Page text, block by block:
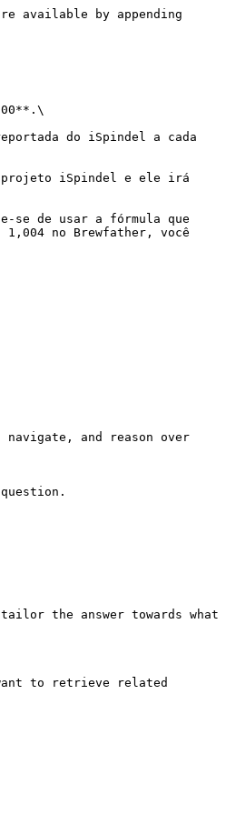
available by appending
do iSpindel a cada
projeto iSpindel e ele irá
se de usar a fórmula que
no Brewfather, você
and reason over
the answer towards what
to retrieve related